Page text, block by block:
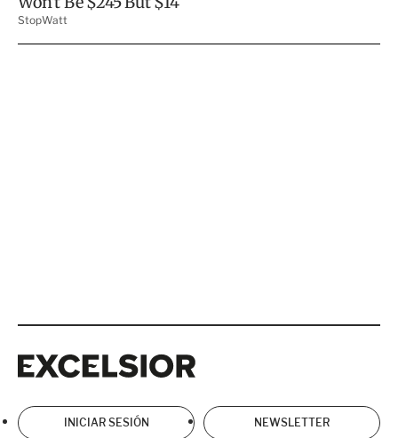
INICIAR SESIÓN NEWSLETTER